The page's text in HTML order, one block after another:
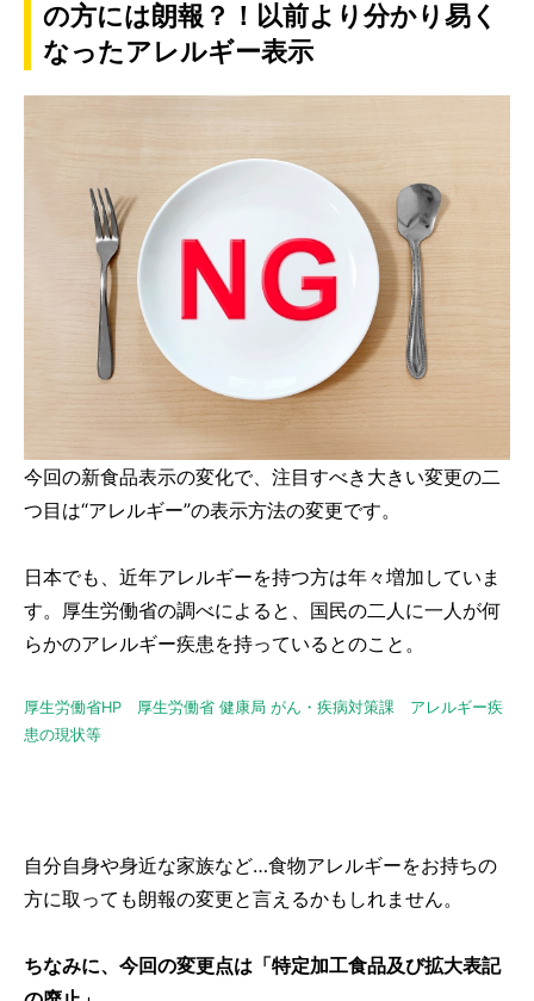
の方には朗報？！以前より分かり易く
なったアレルギー表示
今回の新食品表示の変化で、注目すべき大きい変更の二
つ目は“アレルギー”の表示方法の変更です。
日本でも、近年アレルギーを持つ方は年々増加していま
す。厚生労働省の調べによると、国民の二人に一人が何
らかのアレルギー疾患を持っているとのこと。
厚生労働省HP 厚生労働省 健康局 がん・疾病対策課 アレルギー疾
患の現状等
自分自身や身近な家族など…食物アレルギーをお持ちの
方に取っても朗報の変更と言えるかもしれません。
ちなみに、今回の変更点は「特定加工食品及び拡大表記